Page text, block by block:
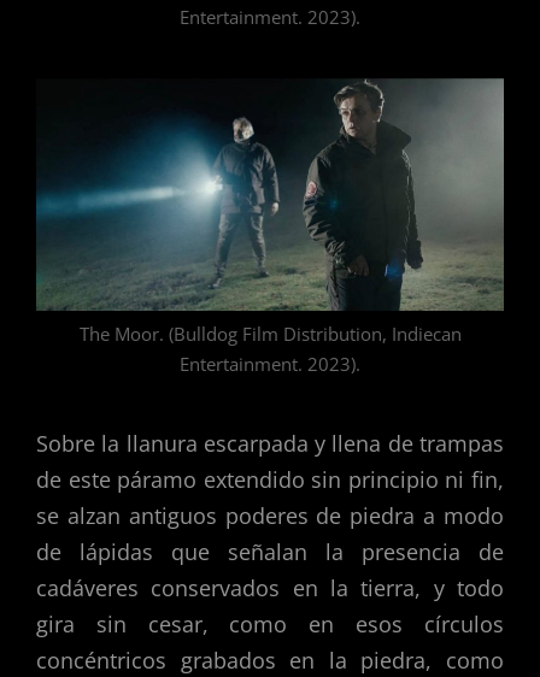
Entertainment. 2023).
The Moor. (Bulldog Film Distribution, Indiecan
Entertainment. 2023).
Sobre la llanura escarpada y llena de trampas
de este páramo extendido sin principio ni fin,
se alzan antiguos poderes de piedra a modo
de lápidas que señalan la presencia de
cadáveres conservados en la tierra, y todo
gira sin cesar, como en esos círculos
concéntricos grabados en la piedra, como